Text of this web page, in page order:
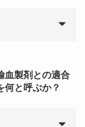
血製剤との適合
何と呼ぶか？